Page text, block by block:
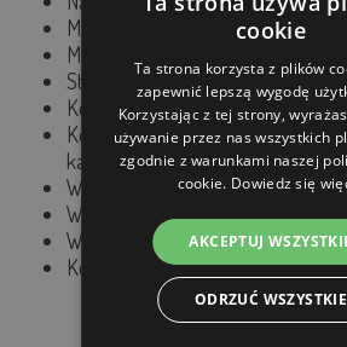
Moc: 50 W
Materiał: tworzywo sztuczne ABS
Sterowanie: automatyczne
Kontrola temperatury:
Kontrola wilgotności: manualna
kanały wodne, otwór
Wyświetlacz: wyświetlacz
Wymiary: 33 × 30 × 17 cm
Waga: ok. 2,5 kg
Kolor: niebieski
cookie
Ta strona korzysta z plików
zapewnić lepszą wygodę
Korzystając z tej strony,
używanie przez nas wszystkich
zgodnie z warunkami naszej
cookie. Dowiedz się
AKCEPTUJ
ODRZUĆ WSZYSTKIE